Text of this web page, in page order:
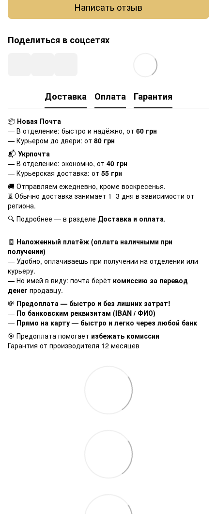
Написать отзыв
Поделиться в соцсетях
Доставка Оплата Гарантия
📦 Новая Почта
— В отделение: быстро и надёжно, от 60 грн
— Курьером до двери: от 80 грн
📬 Укрпочта
— В отделение: экономно, от 40 грн
— Курьерская доставка: от 55 грн
🚚 Отправляем ежедневно, кроме воскресенья.
⏳ Обычно доставка занимает 1–3 дня в зависимости от
региона.
🔍 Подробнее — в разделе Доставка и оплата.
🧾 Наложенный платёж (оплата наличными при
получении)
— Удобно, оплачиваешь при получении на отделении или
курьеру.
— Но имей в виду: почта берёт комиссию за перевод
денег продавцу.
💸 Предоплата — быстро и без лишних затрат!
— По банковским реквизитам (IBAN / ФИО)
— Прямо на карту — быстро и легко через любой банк
🎯 Предоплата помогает избежать комиссии
Гарантия от производителя 12 месяцев